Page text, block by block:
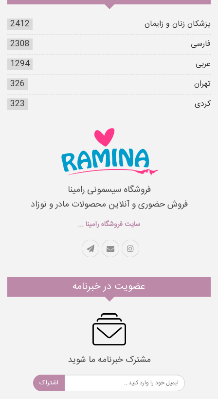
پزشکان زنان و زایمان
2412
فارسی
2308
عربی
1294
تهران
326
کردی
323
فروشگاه سیسمونی رامینا
فروش حضوری و آنلاین محصولات مادر و نوزاد
سایت فروشگاه رامینا ...
عضویت در خبرنامه
مشترک خبرنامه ما شوید
اشتراک